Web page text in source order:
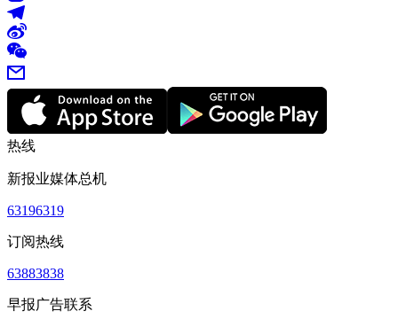
热线
新报业媒体总机
63196319
订阅热线
63883838
早报广告联系